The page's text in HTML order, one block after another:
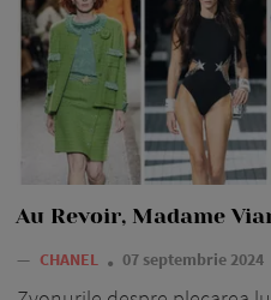
Au Revoir, Madame
— CHANEL 07 septembrie 2024